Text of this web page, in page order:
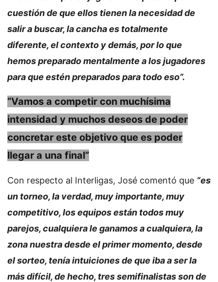
cuestión de que ellos tienen la necesidad de
salir a buscar, la cancha es totalmente
diferente, el contexto y demás, por lo que
hemos preparado mentalmente a los jugadores
para que estén preparados para todo eso”.
“Vamos a competir con muchísima
intensidad y muchos deseos de poder
concretar este objetivo que es poder
llegar a una final”
Con respecto al Interligas, José comentó que “es
un torneo, la verdad, muy importante, muy
competitivo, los equipos están todos muy
parejos, cualquiera le ganamos a cualquiera, la
zona nuestra desde el primer momento, desde
el sorteo, tenía intuiciones de que iba a ser la
más difícil, de hecho, tres semifinalistas son de